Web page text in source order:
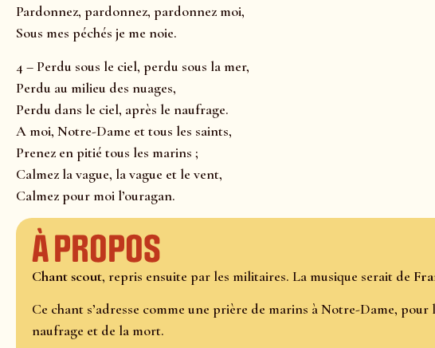
Pardonnez, pardonnez, pardonnez moi,
Sous mes péchés je me noie.
4 – Perdu sous le ciel, perdu sous la mer,
Perdu au milieu des nuages,
Perdu dans le ciel, après le naufrage.
A moi, Notre-Dame et tous les saints,
Prenez en pitié tous les marins ;
Calmez la vague, la vague et le vent,
Calmez pour moi l’ouragan.
À propos
Chant scout, repris ensuite par les militaires. La musique serait de
Ce chant s’adresse comme une prière de marins à Notre-Dame,
naufrage et de la mort.